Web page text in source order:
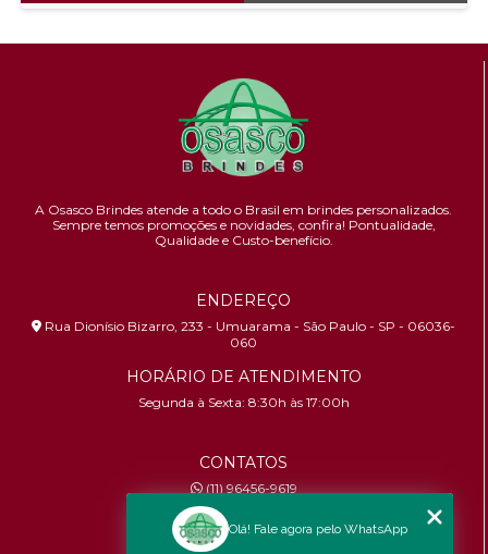
A Osasco Brindes atende a todo o Brasil em brindes personalizados.
Sempre temos promoções e novidades, confira! Pontualidade,
Qualidade e Custo-benefício.
ENDEREÇO
Rua Dionísio Bizarro, 233 - Umuarama - São Paulo - SP - 06036-
060
HORÁRIO DE ATENDIMENTO
Segunda à Sexta: 8:30h às 17:00h
CONTATOS
(11) 96456-9619
contato@osascobrindes.com.br
CNPJ:26.434.153/0001-30
Olá! Fale agora pelo WhatsApp